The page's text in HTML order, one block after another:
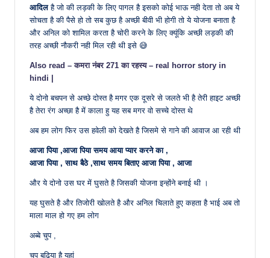
आदिलहै जो की लड़की के लिए पागल है इसको कोई भाऊ नही देता तो अब ये
सोचता है की पैसे हो तो सब कुछ है अच्छी बीवी भी होगी तो ये योजना बनाता है
और अनिल को शामिल करता है चोरी करने के लिए क्यूंकि अच्छी लड़की की
तरह अच्छी नौकरी नही मिल रही थी इसे 😅
Also read – कमरा नंबर 271 का रहस्य – real horror story in
hindi |
ये दोनो बचपन से अच्छे दोस्त है मगर एक दूसरे से जलते भी है तेरी हाइट अच्छी
है तेरा रंग अच्छा है में काला हु यह सब मगर वो सच्चे दोस्त थे
अब हम लोग फिर उस हवेली को देखते है जिसमे से गाने की आवाज आ रही थी
आजा पिया ,आजा पिया समय आया प्यार करने का ,
आजा पिया , साथ बैठे ,साथ समय बिताए आजा पिया , आजा
और ये दोनो उस घर में घुसते है जिसकी योजना इन्होंने बनाई थी ।
यह घुसते है और तिजोरी खोलते है और अनिल चिलाते हुए कहता है भाई अब तो
माला माल हो गए हम लोग
अब्बे चुप ,
चुप बुढ़िया है यहां